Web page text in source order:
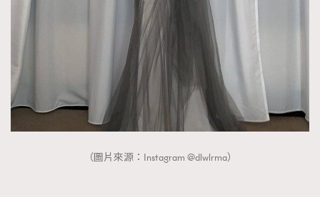
DressLikeAParisienne
EmpowerF
FashionWeek FigaroAesthetic
（圖片來源：Instagram @dlwlrma）